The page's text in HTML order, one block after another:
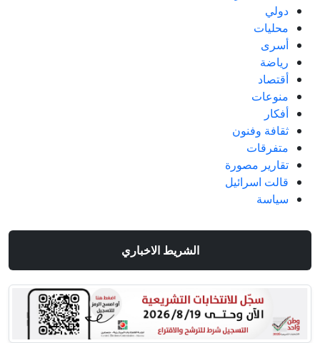
دولي
محليات
أسرى
رياضة
أقتصاد
منوعات
أفكار
ثقافة وفنون
متفرقات
تقارير مصورة
قالت اسرائيل
سياسة
الشريط الاخباري